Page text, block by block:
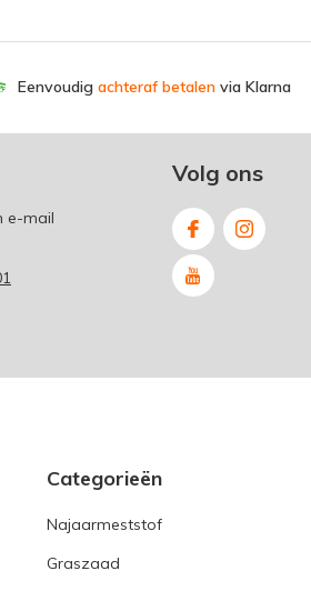
Eenvoudig achteraf betalen via Klarna
e-mail
Volg ons
Categorieën
Najaarmeststof
Graszaad